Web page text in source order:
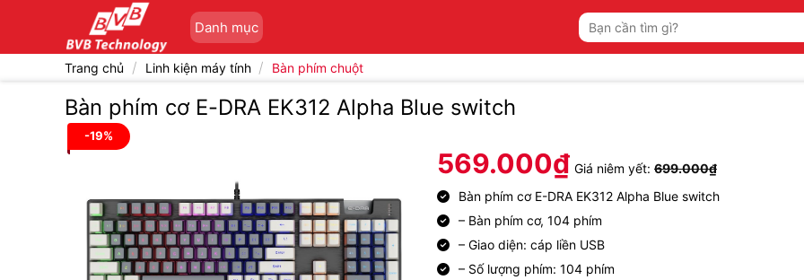
Danh mục
Tìm
kiếm:
Trang chủ / Linh kiện máy tính / Bàn phím chuột
Bàn phím cơ E-DRA EK312 Alpha Blue switch
-19%
569.000₫ Giá niêm yết: 699.000₫
Bàn phím cơ E-DRA EK312 Alpha Blue switch
– Bàn phím cơ, 104 phím
– Giao diện: cáp liền USB
– Số lượng phím: 104 phím